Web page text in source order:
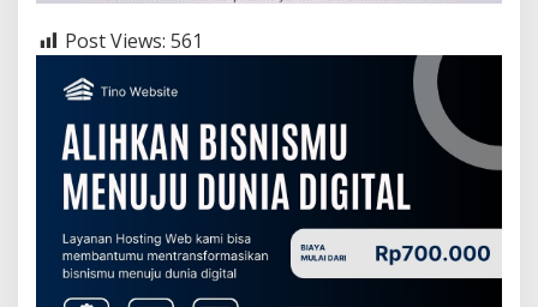
Post Views: 561